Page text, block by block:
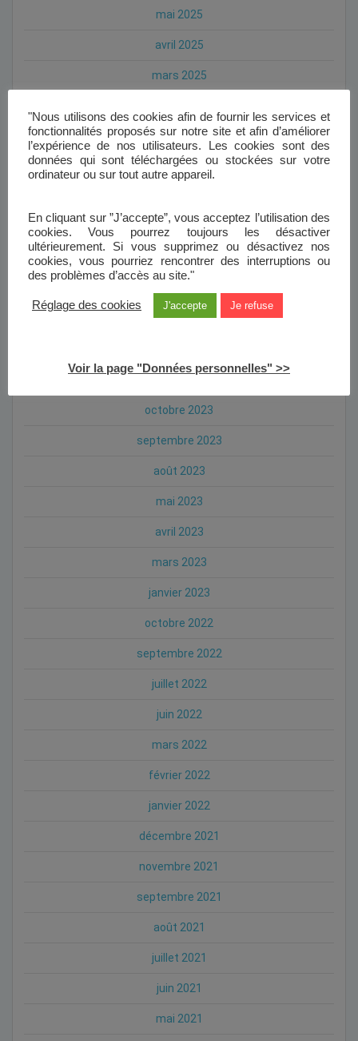
mai 2025
avril 2025
mars 2025
janvier 2025
octobre 2024
août 2024
juillet 2024
avril 2024
octobre 2023
septembre 2023
août 2023
mai 2023
avril 2023
mars 2023
janvier 2023
octobre 2022
septembre 2022
juillet 2022
juin 2022
mars 2022
février 2022
janvier 2022
décembre 2021
novembre 2021
septembre 2021
août 2021
juillet 2021
juin 2021
mai 2021
"Nous utilisons des cookies afin de fournir les services et
fonctionnalités proposés sur notre site et afin d’améliorer
l’expérience de nos utilisateurs. Les cookies sont des
données qui sont téléchargées ou stockées sur votre
ordinateur ou sur tout autre appareil.
En cliquant sur ”J’accepte”, vous acceptez l’utilisation des
cookies. Vous pourrez toujours les désactiver
ultérieurement. Si vous supprimez ou désactivez nos
cookies, vous pourriez rencontrer des interruptions ou
des problèmes d’accès au site."
Réglage des cookies J'accepte Je refuse
Voir la page "Données personnelles" >>